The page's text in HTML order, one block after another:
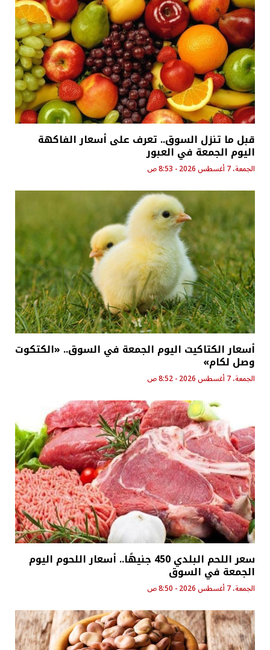
قبل ما تنزل السوق.. تعرف على أسعار الفاكهة
اليوم الجمعة في العبور
الجمعة، 7 أغسطس 2026 - 8:53 ص
أسعار الكتاكيت اليوم الجمعة في السوق.. «الكتكوت
وصل لكام»
الجمعة، 7 أغسطس 2026 - 8:52 ص
سعر اللحم البلدي 450 جنيهًا.. أسعار اللحوم اليوم
الجمعة في السوق
الجمعة، 7 أغسطس 2026 - 8:50 ص